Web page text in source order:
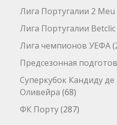
Лига Португалии 2
Лига Португалии Betclic
Лига чемпионов УЕФА
Предсезонная
Суперкубок Кандиду де
Оливейра (68)
ФК Порту(287)